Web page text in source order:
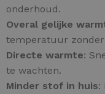
onderhoud.
Overal gelijke
temperatuur zonder
Directe warmte:
te wachten.
Minder stof in huis: